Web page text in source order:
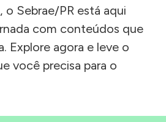
Sebrae/PR está aqui
com conteúdos que
Explore agora e leve o
você precisa para o